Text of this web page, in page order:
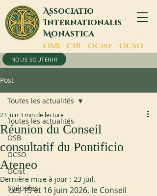
Associatio
Internationalis
Monastica
OSB - CIB - OCist - OCSO
NOUS SOUTENIR
Post
Toutes les actualités
OSB
OCSO
OCist
Spéciales
Toutes les actualités
Réunion du Conseil
consultatif du Pontificio
Ateneo
23 juin3 min de lecture
Dernière mise à jour : 23 juil.
Les 15 et 16 juin 2026, le Conseil